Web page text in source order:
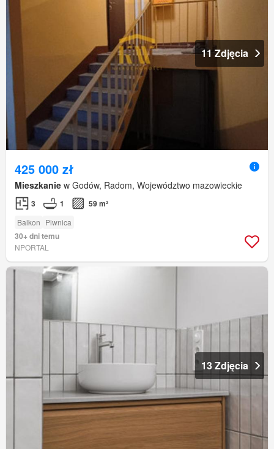
11 Zdjęcia
425 000 zł
Mieszkanie w Godów, Radom, Województwo mazowieckie
3 1 59 m²
Balkon Piwnica
30+ dni temu
NPORTAL
13 Zdjęcia